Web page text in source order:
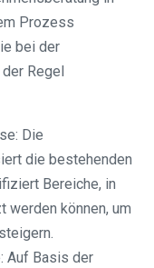
Prozess
bei der
Regel
Die
die bestehenden
Bereiche, in
werden können, um
Auf Basis der